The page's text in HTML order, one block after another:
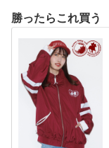
勝ったらこれ買う